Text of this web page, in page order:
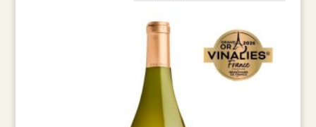
popularité